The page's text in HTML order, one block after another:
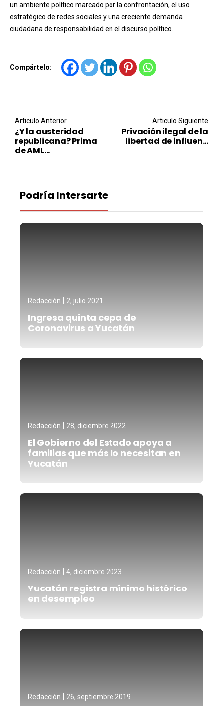
un ambiente político marcado por la confrontación, el uso
estratégico de redes sociales y una creciente demanda
ciudadana de responsabilidad en el discurso político.
Compártelo:
Post navigation
Articulo Anterior
¿Y la austeridad
republicana? Prima
de AML...
Articulo Siguiente
Privación ilegal de la
libertad de influen...
Podría Intersarte
Redacción 2, julio 2021
Ingresa quinta cepa de
Coronavirus a Yucatán
Redacción 28, diciembre 2022
El Gobierno del Estado apoya a
familias que más lo necesitan en
Yucatán
Redacción 4, diciembre 2023
Yucatán registra mínimo histórico
en desempleo
Redacción 26, septiembre 2019